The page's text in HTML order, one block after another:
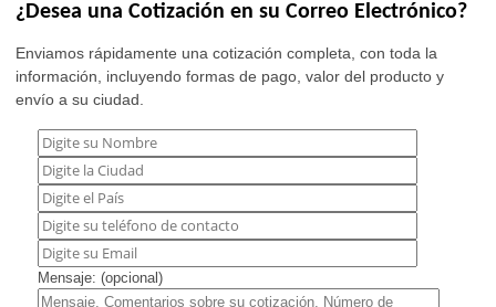
¿Desea una Cotización en su Correo Electrónico?
Enviamos rápidamente una cotización completa, con toda la
información, incluyendo formas de pago, valor del producto y
envío a su ciudad.
Mensaje: (opcional)